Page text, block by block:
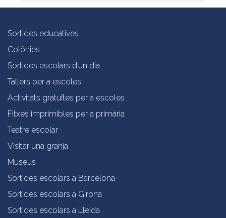
Sortides educatives
Colònies
Sortides escolars d’un dia
Tallers per a escoles
Activitats gratuïtes per a escoles
Fitxes imprimibles per a primària
Teatre escolar
Visitar una granja
Museus
Sortides escolars a Barcelona
Sortides escolars a Girona
Sortides escolars a Lleida